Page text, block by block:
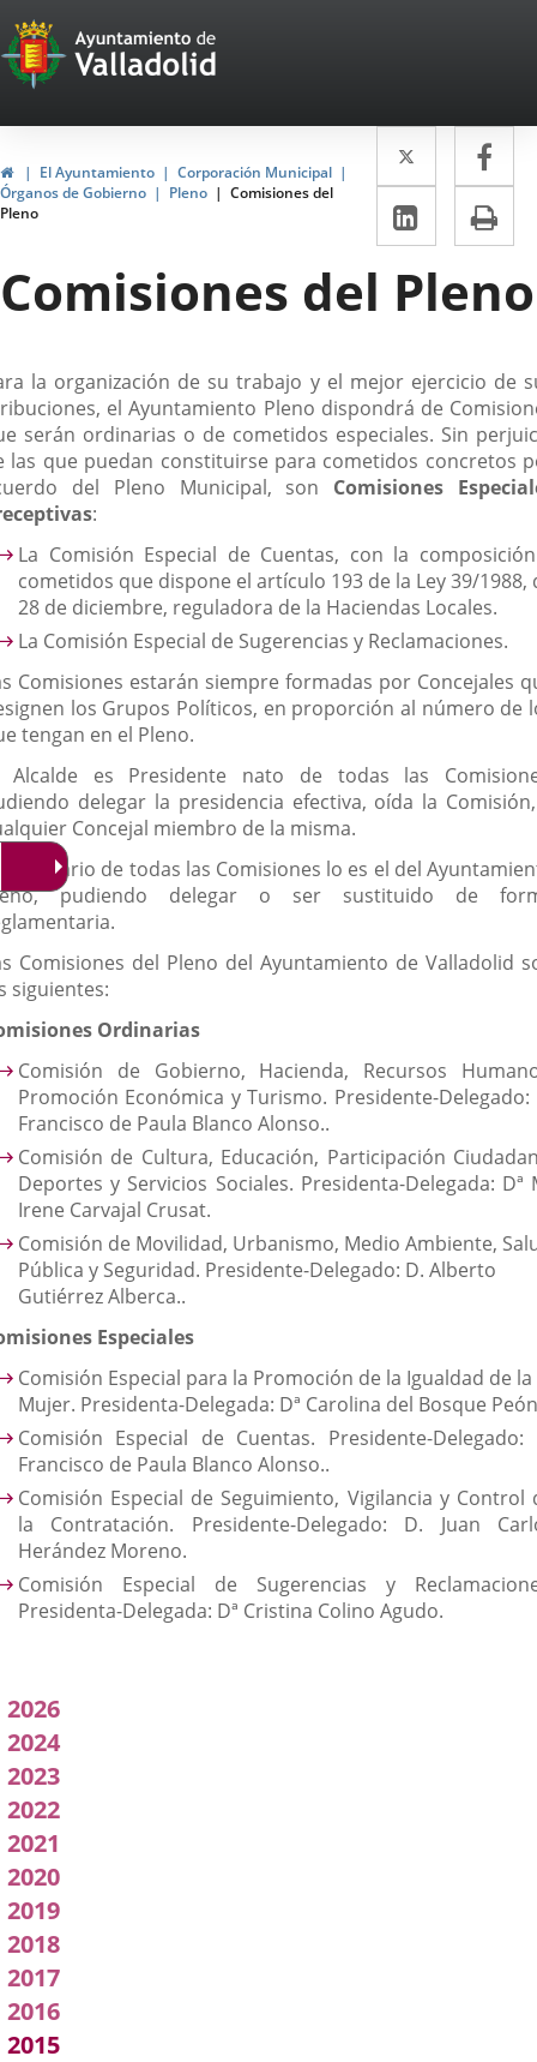
Portal
Web
del
Ayuntamiento
de
Valladolid
InicioEl Ayuntamiento
Corporación Municipal
Órganos de Gobierno
Pleno
Comisiones del
Pleno
Twitter
Enlace
a
una
externa.
a
LinkedIn
Enlace
a
una
externa.
Comisiones del Pleno
la organización de su trabajo y el mejor ejercicio de
el Ayuntamiento Pleno dispondrá de
serán ordinarias o de cometidos especiales. Sin
las que puedan constituirse para cometidos concretos
del Pleno Municipal, son Comisiones
:
La Comisión Especial de Cuentas, con la
cometidos que dispone el artículo 193 de la Ley 39/1988,
28 de diciembre, reguladora de la Haciendas Locales.
La Comisión Especial de Sugerencias y Reclamaciones.
Comisiones estarán siempre formadas por Concejales
los Grupos Políticos, en proporción al número de
tengan en el Pleno.
Alcalde es Presidente nato de todas las
delegar la presidencia efectiva, oída la
Concejal miembro de la misma.
Secretario de todas las Comisiones lo es el del
pudiendo delegar o ser sustituido de
Comisiones del Pleno del Ayuntamiento de Valladolid
siguientes:
Ordinarias
Comisión de Gobierno, Hacienda, Recursos
Promoción Económica y Turismo. Presidente-Delegado:
Francisco de Paula Blanco Alonso..
Comisión de Cultura, Educación, Participación
Deportes y Servicios Sociales. Presidenta-Delegada: Dª
Irene Carvajal Crusat.
Comisión de Movilidad, Urbanismo, Medio Ambiente,
Pública y Seguridad. Presidente-Delegado: D. Alberto
Gutiérrez Alberca..
Especiales
Comisión Especial para la Promoción de la Igualdad de la
Mujer. Presidenta-Delegada: Dª Carolina del Bosque
Comisión Especial de Cuentas. Presidente-Delegado:
Francisco de Paula Blanco Alonso..
Comisión Especial de Seguimiento, Vigilancia y Control
la Contratación. Presidente-Delegado: D. Juan
Herández Moreno.
Comisión Especial de Sugerencias y
Presidenta-Delegada: Dª Cristina Colino Agudo.
2026
2024
2023
2022
2021
2020
2019
2018
2017
2016
2015